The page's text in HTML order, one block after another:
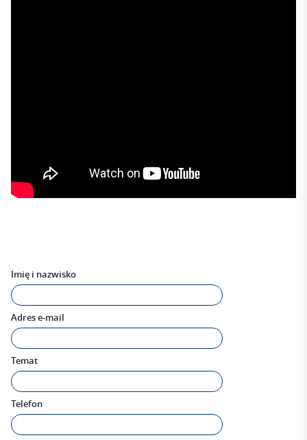
Imię i nazwisko
Adres e-mail
Temat
Telefon